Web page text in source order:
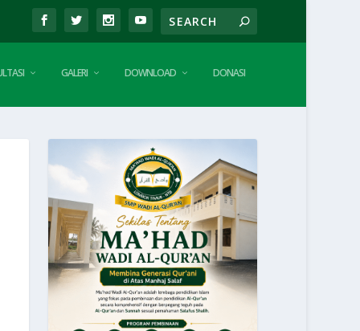
GALERI DOWNLOAD DONASI